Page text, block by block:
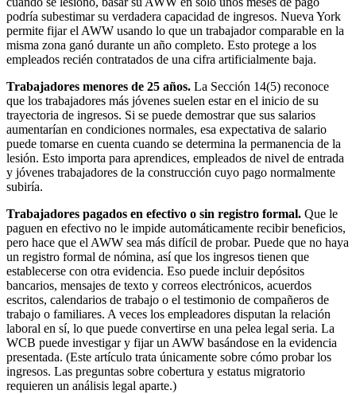
podría subestimar su verdadera capacidad de ingresos. Nueva York
permite fijar el AWW usando lo que un trabajador comparable en la
misma zona ganó durante un año completo. Esto protege a los
empleados recién contratados de una cifra artificialmente baja.
Trabajadores menores de 25 años. La Sección 14(5) reconoce
que los trabajadores más jóvenes suelen estar en el inicio de su
trayectoria de ingresos. Si se puede demostrar que sus salarios
aumentarían en condiciones normales, esa expectativa de salario
puede tomarse en cuenta cuando se determina la permanencia de la
lesión. Esto importa para aprendices, empleados de nivel de entrada
y jóvenes trabajadores de la construcción cuyo pago normalmente
subiría.
Trabajadores pagados en efectivo o sin registro formal. Que le
paguen en efectivo no le impide automáticamente recibir beneficios,
pero hace que el AWW sea más difícil de probar. Puede que no haya
un registro formal de nómina, así que los ingresos tienen que
establecerse con otra evidencia. Eso puede incluir depósitos
bancarios, mensajes de texto y correos electrónicos, acuerdos
escritos, calendarios de trabajo o el testimonio de compañeros de
trabajo o familiares. A veces los empleadores disputan la relación
laboral en sí, lo que puede convertirse en una pelea legal seria. La
WCB puede investigar y fijar un AWW basándose en la evidencia
presentada. (Este artículo trata únicamente sobre cómo probar los
ingresos. Las preguntas sobre cobertura y estatus migratorio
requieren un análisis legal aparte.)